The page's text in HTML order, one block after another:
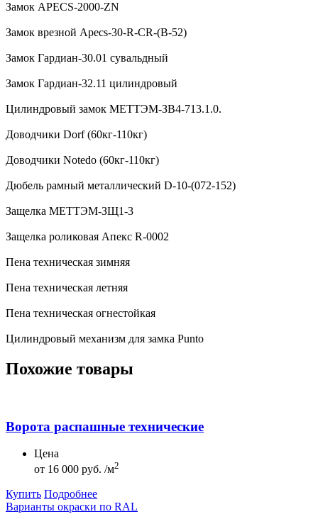
Замок APECS-2000-ZN
Замок врезной Apecs-30-R-CR-(B-52)
Замок Гардиан-30.01 сувальдный
Замок Гардиан-32.11 цилиндровый
Цилиндровый замок МЕТТЭМ-ЗВ4-713.1.0.
Доводчики Dorf (60кг-110кг)
Доводчики Notedo (60кг-110кг)
Дюбель рамный металлический D-10-(072-152)
Защелка МЕТТЭМ-ЗЩ1-3
Защелка роликовая Апекс R-0002
Пена техническая зимняя
Пена техническая летняя
Пена техническая огнестойкая
Цилиндровый механизм для замка Punto
Похожие товары
Ворота распашные технические
Цена
от 16 000 руб. /м2
Купить Подробнее
Варианты окраски по RAL